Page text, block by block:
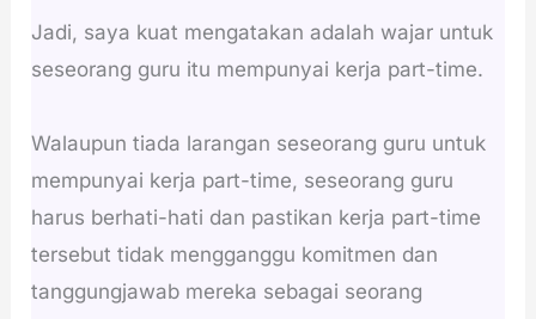
Jadi, saya kuat mengatakan adalah wajar untuk
seseorang guru itu mempunyai kerja part-time.
Walaupun tiada larangan seseorang guru untuk
mempunyai kerja part-time, seseorang guru
harus berhati-hati dan pastikan kerja part-time
tersebut tidak mengganggu komitmen dan
tanggungjawab mereka sebagai seorang